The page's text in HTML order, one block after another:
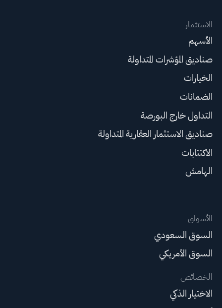
الاستثمار
الأسهم
صناديق المؤشرات المتداولة
الخيارات
الضمانات
التداول خارج البورصة
صناديق الاستثمار العقارية المتداولة
الاكتتابات
الهامش
الأسواق
السوق السعودي
السوق الأمريكي
الخصائص
الاختيار الذكي